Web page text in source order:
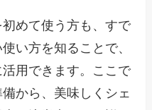
めて使う方も、すで
い方を知ることで、
用できます。ここで
から、美味しくシェ